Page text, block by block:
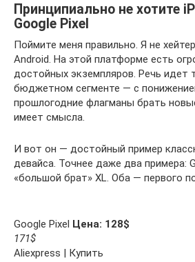
Принципиально не хотите
Google Pixel
Поймите меня правильно. Я не
Android. На этой платформе есть
достойных экземпляров. Речь идет
бюджетном сегменте — с
прошлогодние флагманы брать
имеет смысла.
И вот он — достойный пример
девайса. Точнее даже два примера:
«большой брат» XL. Оба — первого
Google Pixel Цена: 128$
171$
Aliexpress | Купить